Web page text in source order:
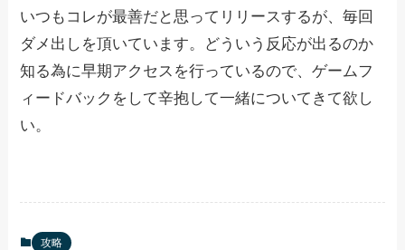
いつもコレが最善だと思ってリリースするが、毎回
ダメ出しを頂いています。どういう反応が出るのか
知る為に早期アクセスを行っているので、ゲームフ
ィードバックをして辛抱して一緒についてきて欲し
い。
攻略